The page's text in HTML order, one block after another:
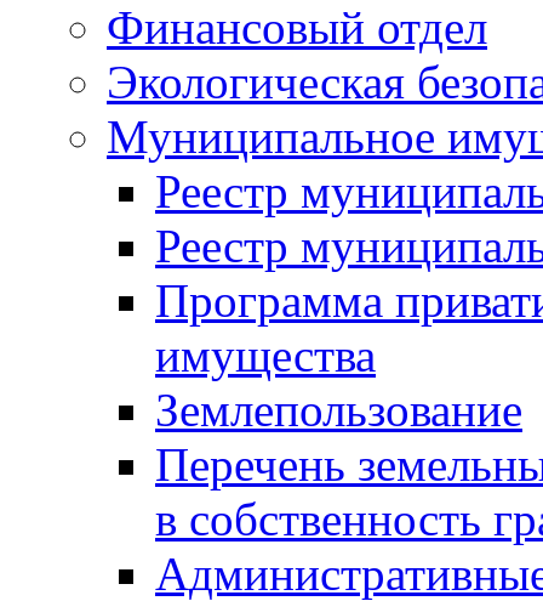
Финансовый отдел
Экологическая
Муниципальное
Реестр
Реестр
Программа
имущества
Землепользование
Перечень
в собственность